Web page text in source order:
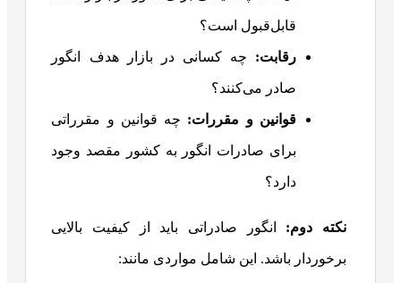
قابل‌قبول است؟
رقابت: چه کسانی در بازار هدف انگور
صادر می‌کنند؟
قوانین و مقررات: چه قوانین و مقرراتی
برای صادرات انگور به کشور مقصد وجود
دارد؟
نکته دوم: انگور صادراتی باید از کیفیت بالایی
برخوردار باشد. این شامل مواردی مانند: